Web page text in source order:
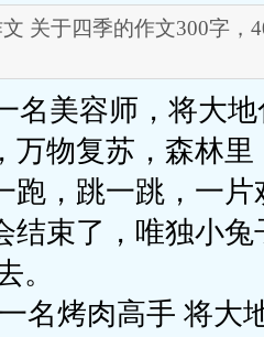
关于四季的作文300字，
名美容师，将大
万物复苏，森林
跑，跳一跳，一
结束了，唯独小
。
名烤肉高手 将大